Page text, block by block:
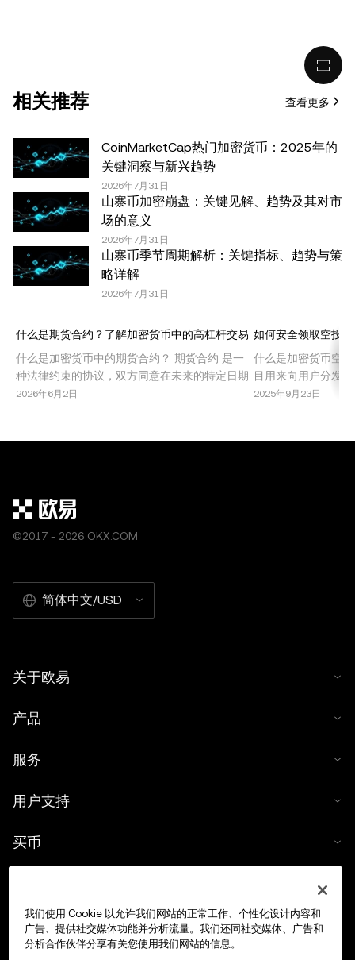
(包括稳定币) 涉及高风险，可能会大幅波动，甚至变得毫无
价值。您应根据自己的财务状况仔细考虑交易或持有数字资
产是否适合您。有关您具体情况的问题，请咨询您的法律/
税务/投资专业人士。本文中出现的信息 (包括市场数据和统
数据和图表时已采取了所有合理的谨慎措施，但对于此处表
达的任何事实错误或遗漏，我们不承担任何责任。 © 2025
OKX。本文可以全文复制或分发，也可以使用本文 100 字
或更少的摘录，前提是此类使用是非商业性的。整篇文章的
任何复制或分发亦必须突出说明：“本文版权所有 © 2025
OKX，经许可使用。”允许的摘录必须引用文章名称并包含
出处，例如“文章名称，[作者姓名 (如适用)]，© 2025
OKX”。部分内容可能由人工智能（AI）工具生成或辅助生
相关推荐 查看更多
CoinMarketCap热门加密货币：2025年的
关键洞察与新兴趋势
2026年7月31日
山寨币加密崩盘：关键见解、趋势及其对市
场的意义
2026年7月31日
山寨币季节周期解析：关键指标、趋势与策
略详解
2026年7月31日
什么是期货合约？了解加密货币中的高杠杆交易
什么是加密货币中的期货合约？ 期货合约 是一
种法律约束的协议，双方同意在未来的特定日期
以预定价格买入或卖出某种资产。在加密货币市
格波动。这种交易机制因其高回报潜力，尤其是
2026年6月2日
如何安全领取空投
什么是加密货币空
目用来向用户分发
些活动旨在推广新
同时也伴随着风险
2025年9月23日
©2017 - 2026 OKX.COM
简体中文/USD
关于欧易
产品
服务
用户支持
买币
交易
我们使用 Cookie 以允许我们网站的正常工作、个性化设计内容和
广告、提供社交媒体功能并分析流量。我们还同社交媒体、广告和
分析合作伙伴分享有关您使用我们网站的信息。